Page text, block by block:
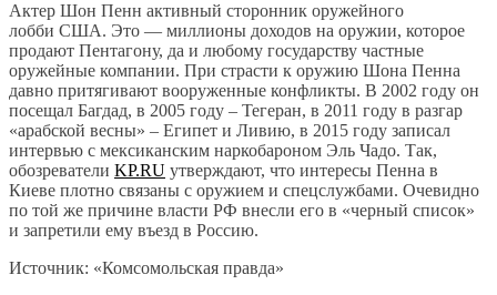
Актер Шон Пенн активный сторонник оружейного
лобби США. Это — миллионы доходов на оружии, которое
продают Пентагону, да и любому государству частные
оружейные компании. При страсти к оружию Шона Пенна
давно притягивают вооруженные конфликты. В 2002 году он
посещал Багдад, в 2005 году – Тегеран, в 2011 году в разгар
«арабской весны» – Египет и Ливию, в 2015 году записал
интервью с мексиканским наркобароном Эль Чадо. Так,
обозреватели KP.RU утверждают, что интересы Пенна в
Киеве плотно связаны с оружием и спецслужбами. Очевидно
по той же причине власти РФ внесли его в «черный список»
и запретили ему въезд в Россию.
Источник: «Комсомольская правда»